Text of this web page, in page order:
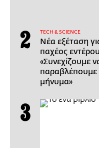
ΤECH & SCIENCE
Νέα εξέταση
παχέος
«Συνεχίζουμε
παραβλέπουμε
μήνυμα»